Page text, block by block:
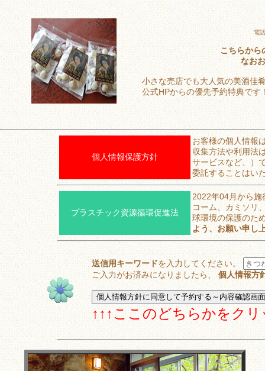
電
こちらから
なお
小さな売店でも大人気の美酒佳
公式HPからの優先予約特典です
個人情報保護方針
お客様の個人情報
収集方法や利用法
サービスなど、）
委託することはい
プラスチック資源循環促進法
2022年04月から施
コーム、カミソリ
球環境の保護のた
よう、お願い申し
送信用キーワードを入力してください。
ご入力がお済みになりましたら、個人情報方
↑↑↑ここのどちらかをク